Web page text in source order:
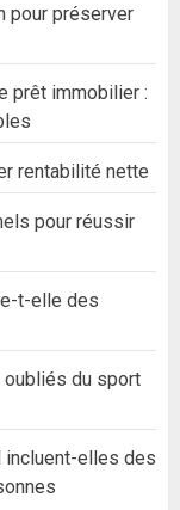
pour préserver
prêt immobilier :
rentabilité nette
pour réussir
t-elle des
du sport
incluent-elles des